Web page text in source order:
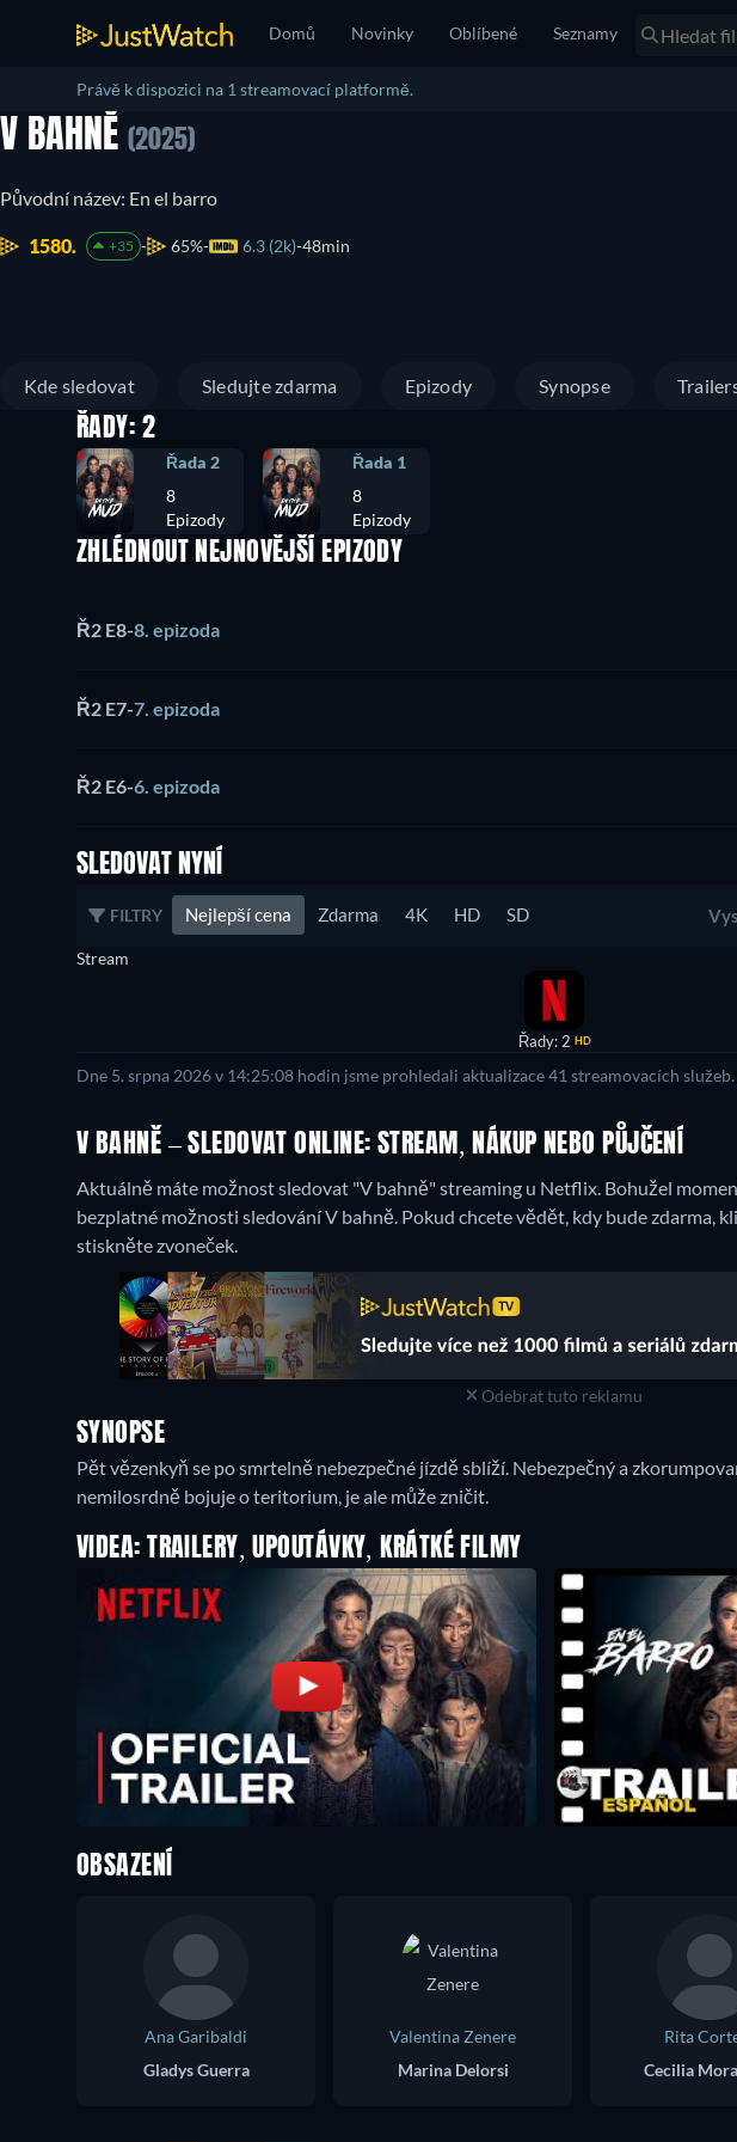
Domů Novinky Oblíbené Seznamy
Právě k dispozici na 1 streamovací platformě.
V BAHNĚ (2025)
Původní název: En el barro
1580. +35 65% 6.3 (2k) 48min
Kde sledovat Sledujte zdarma Epizody Synopse
ŘADY: 2
Řada 2
8
Epizody
Řada 1
8
Epizody
ZHLÉDNOUT NEJNOVĚJŠÍ EPIZODY
Ř2 E8-8. epizoda
Ř2 E7-7. epizoda
Ř2 E6-6. epizoda
SLEDOVAT NYNÍ
FILTRY Nejlepší cena Zdarma 4K HD SD
Stream
Řady: 2 HD
Dne 5. srpna 2026 v 14:25:08 hodin jsme prohledali aktualizace 41 streamovacích služeb.
V BAHNĚ – SLEDOVAT ONLINE: STREAM, NÁKUP NEBO PŮJČENÍ
Aktuálně máte možnost sledovat "V bahně" streaming u Netflix. Bohužel
bezplatné možnosti sledování V bahně. Pokud chcete vědět, kdy bude zdarma,
stiskněte zvoneček.
Odebrat tuto reklamu
SYNOPSE
Pět vězenkyň se po smrtelně nebezpečné jízdě sblíží. Nebezpečný a
nemilosrdně bojuje o teritorium, je ale může zničit.
VIDEA: TRAILERY, UPOUTÁVKY, KRÁTKÉ FILMY
OBSAZENÍ
Ana Garibaldi
Gladys Guerra
Valentina Zenere
Marina Delorsi
Rita
Cecilia